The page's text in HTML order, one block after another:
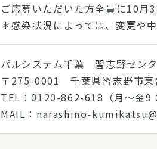
ご応募いただいた方全員に10月
＊感染状況によっては、変更や
パルシステム千葉 習志野セン
〒275-0001 千葉県習志野市
TEL：0120-862-618（月～金9
MAIL：narashino-